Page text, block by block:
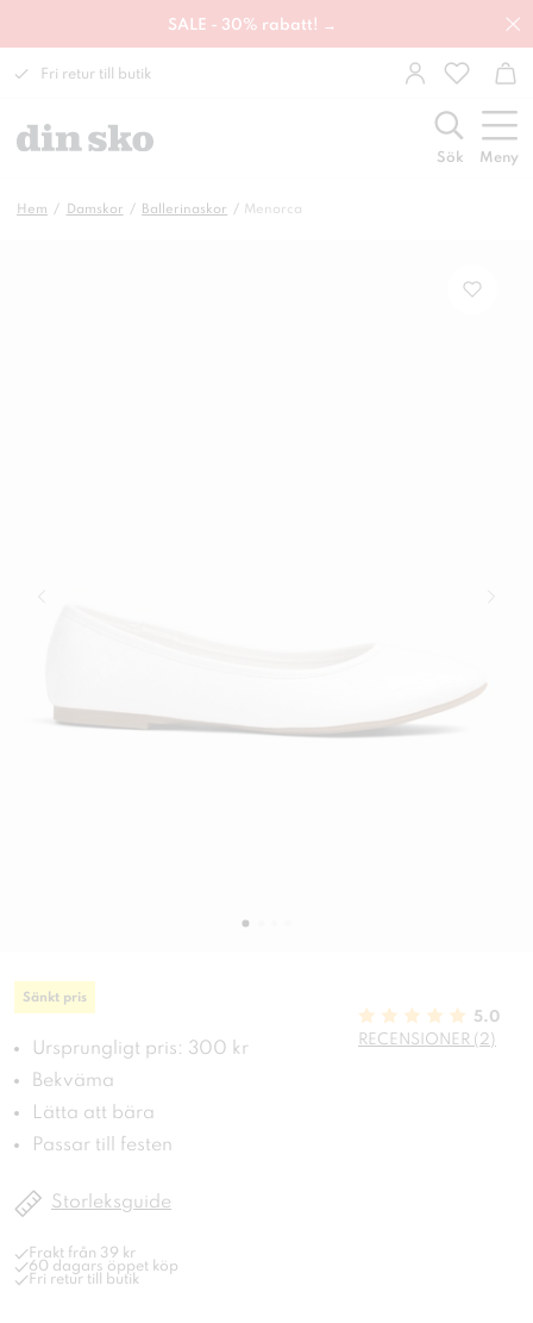
SALE - 30% rabatt! →
Fri retur till butik
Sök Meny
Hem Damskor Ballerinaskor Menorca
Sänkt pris
Ursprungligt pris: 300 kr
Bekväma
Lätta att bära
Passar till festen
5.0
RECENSIONER (2)
Storleksguide
Frakt från 39 kr
60 dagars öppet köp
Fri retur till butik